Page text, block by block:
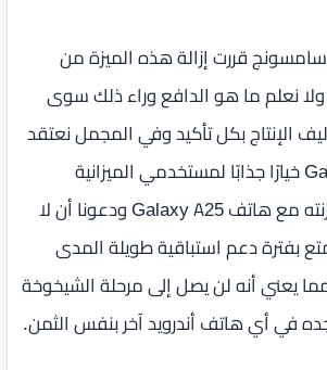
قررت إزالة هذه الميزة من
ولا نعلم ما هو الدافع وراء ذلك سوى
الإنتاج بكل تأكيد وفي المجمل نعتقد
أن هاتف Galaxy A26 خيارًا جذابًا لمستخدمي الميزانية
المحدودة عند مقارنته مع هاتف Galaxy A25 ودعونا أن لا
بفترة دعم استباقية طويلة المدى
مما يعني أنه لن يصل إلى مرحلة الشيخوخة
في أي هاتف أندرويد آخر بنفس الثمن.